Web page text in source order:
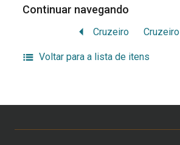
Continuar navegando
Cruzeiro Cruzeiro
Voltar para a lista de itens